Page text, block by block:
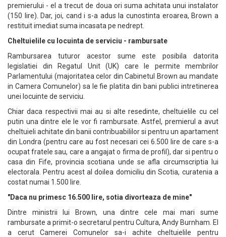
premierului - el a trecut de doua ori suma achitata unui instalator
(150 lire). Dar, joi, cand i s-a adus la cunostinta eroarea, Brown a
restituit imediat suma incasata pe nedrept.
Cheltuielile cu locuinta de serviciu - rambursate
Rambursarea tuturor acestor sume este posibila datorita
legislatiei din Regatul Unit (UK) care le permite membrilor
Parlamentului (majoritatea celor din Cabinetul Brown au mandate
in Camera Comunelor) sa le fie platita din bani publici intretinerea
unei locuinte de serviciu.
Chiar daca respectivii mai au si alte resedinte, cheltuielile cu cel
putin una dintre ele le vor fi rambursate. Astfel, premierul a avut
cheltuieli achitate din banii contribuabililor si pentru un apartament
din Londra (pentru care au fost necesari cei 6.500 lire de care s-a
ocupat fratele sau, care a angajat o firma de profil), dar si pentru o
casa din Fife, provincia scotiana unde se afla circumscriptia lui
electorala. Pentru acest al doilea domiciliu din Scotia, curatenia a
costat numai 1.500 lire.
"Daca nu primesc 16.500 lire, sotia divorteaza de mine"
Dintre ministrii lui Brown, una dintre cele mai mari sume
rambursate a primit-o secretarul pentru Cultura, Andy Burnham. El
a cerut Camerei Comunelor sa-i achite cheltuielile pentru